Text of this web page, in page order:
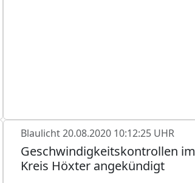
Blaulicht20.08.2020 10:12:25 UHR
Geschwindigkeitskontrollen im
Kreis Höxter angekündigt